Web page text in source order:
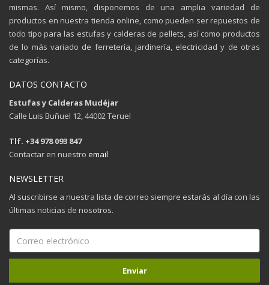
mismas. Así mismo, disponemos de una amplia variedad de
productos en nuestra tienda online, como pueden ser repuestos de
todo tipo para las estufas y calderas de pellets, así como productos
de lo más variado de ferretería, jardinería, electricidad y de otras
categorías.
DATOS CONTACTO
Estufas y Calderas Mudéjar
Calle Luis Buñuel 12, 44002 Teruel
Tlf. +34 978 093 847
Contactar en nuestro email
NEWSLETTER
Al suscribirse a nuestra lista de correo siempre estarás al día con las
últimas noticias de nosotros.